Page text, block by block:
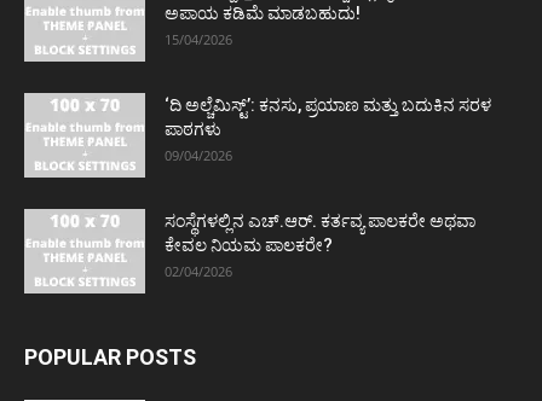
ಅಪಾಯ ಕಡಿಮೆ ಮಾಡಬಹುದು!
15/04/2026
‘ದಿ ಅಲ್ಚೆಮಿಸ್ಟ್’: ಕನಸು, ಪ್ರಯಾಣ ಮತ್ತು ಬದುಕಿನ ಸರಳ
ಪಾಠಗಳು
09/04/2026
ಸಂಸ್ಥೆಗಳಲ್ಲಿನ ಎಚ್.ಆರ್. ಕರ್ತವ್ಯ ಪಾಲಕರೇ ಅಥವಾ
ಕೇವಲ ನಿಯಮ ಪಾಲಕರೇ?
02/04/2026
POPULAR POSTS